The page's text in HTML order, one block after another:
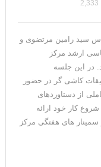
مصادف با 12 اسفند 1392 مهندس سید رامین مرتضوی و
ارشد مرکز
در این جلسه
کاشی گر در حضور
از دستاوردهای
کار خود ارائه
های هفتگی مرکز